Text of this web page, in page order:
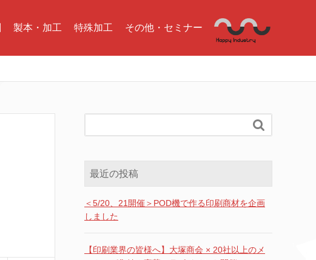
製本・加工 特殊加工 その他・セミナー

最近の投稿
＜5/20、21開催＞POD機で作る印刷商材を企画
しました
【印刷業界の皆様へ】大塚商会 × 20社以上のメ